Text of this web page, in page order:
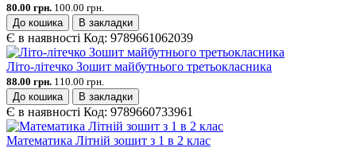
80.00 грн. 100.00 грн.
До кошика
В закладки
Є в наявності Код: 9789661062039
Літо-літечко Зошит майбутнього третьокласника
88.00 грн. 110.00 грн.
До кошика
В закладки
Є в наявності Код: 9789660733961
Математика Літній зошит з 1 в 2 клас